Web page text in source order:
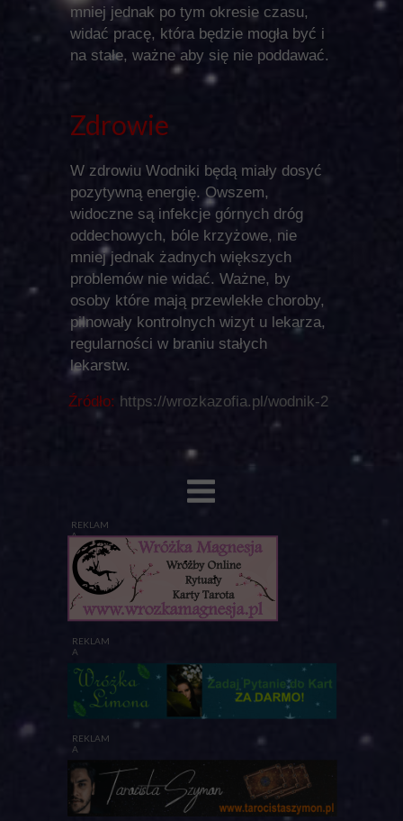
REKLAM
A
REKLAM
A
REKLAM
A
Źródło: https://wrozkazofia.pl/wodnik-2
mniej jednak po tym okresie czasu,
widać pracę, która będzie mogła być i
na stałe, ważne aby się nie poddawać.
Zdrowie
W zdrowiu Wodniki będą miały dosyć
pozytywną energię. Owszem,
widoczne są infekcje górnych dróg
oddechowych, bóle krzyżowe, nie
mniej jednak żadnych większych
problemów nie widać. Ważne, by
osoby które mają przewlekłe choroby,
pilnowały kontrolnych wizyt u lekarza,
regularności w braniu stałych
lekarstw.